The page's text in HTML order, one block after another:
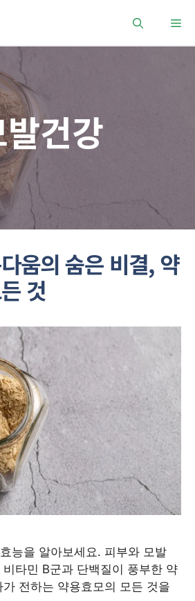
메
건강
움의 숨은 비결, 약
것
능을 알아보세요. 피부와 모발
타민 B군과 단백질이 풍부한 약
전하는 약용효모의 모든 것을